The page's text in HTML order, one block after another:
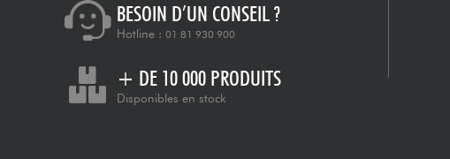
BESOIN D’UN CONSEIL ?
Hotline : 01 81 930 900
+ DE 10 000 PRODUITS
Disponibles en stock